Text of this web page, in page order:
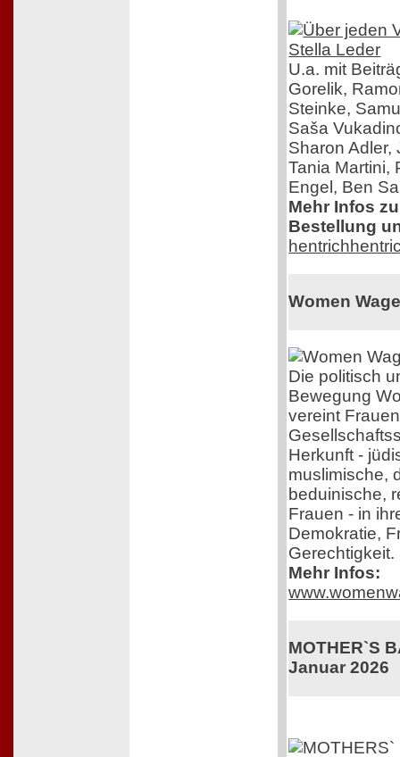
U.a. mit
Gorelik,
Steinke,
Saša
Sharon Adler,
Tania Martini,
Engel, Ben
Mehr Infos
Bestellung
Women
Die politisch
Bewegung
vereint
Herkunft -
muslimische,
beduinische,
Frauen - in
Demokratie,
Gerechtigkeit.
Mehr Infos:
MOTHER`S
Januar 2026